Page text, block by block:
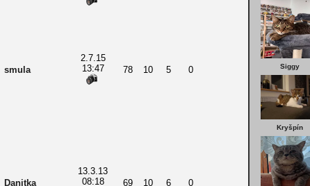
Siggy
Kryšpín
smula
2.7.15
13:47
78 10 5 0
Danitka
13.3.13
08:18
69 10 6 0